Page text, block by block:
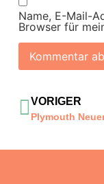
Name, E-Mail-
Browser für
VORIGER